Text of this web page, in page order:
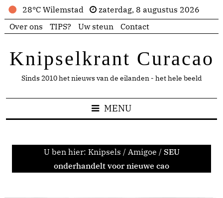
28°C Wilemstad
zaterdag, 8 augustus 2026
Over ons
TIPS? Uw steun Contact
Knipselkrant Curacao
Sinds 2010 het nieuws van de eilanden - het hele beeld
MENU
U ben hier: Knipsels / Amigoe / SEU
onderhandelt voor nieuwe cao